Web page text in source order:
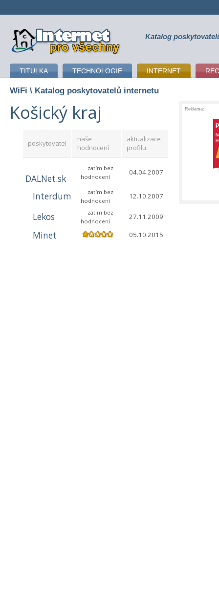
připojení k internetu Katalog
TITULKA TECHNOLOGIE INTERNET
WiFi \ Katalog poskytovatelů internetu
Reklama:
Košický kraj
poskytovatel
naše
hodnocení
aktualizace
profilu
DALNet.sk
zatím bez
hodnocení
04.04.2007
Interdum
zatím bez
hodnocení
12.10.2007
Lekos
zatím bez
hodnocení
27.11.2009
Minet 05.10.2015